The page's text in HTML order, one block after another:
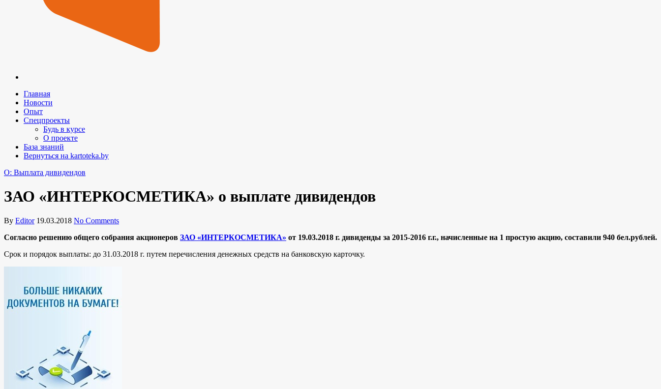
Главная
Новости
Опыт
Спецпроекты
Будь в курсе
О проекте
База знаний
Вернуться на kartoteka.by
O: Выплата дивидендов
ЗАО «ИНТЕРКОСМЕТИКА» о выплате дивидендов
By Editor 19.03.2018 No Comments
Согласно решению общего собрания акционеров ЗАО «ИНТЕРКОСМЕТИКА» от 19.03.2018 г. дивиденды за 2015-2016 г.г., начисленные на 1 простую акцию, составили 940 бел.рублей.
Срок и порядок выплаты: до 31.03.2018 г. путем перечисления денежных средств на банковскую карточку.